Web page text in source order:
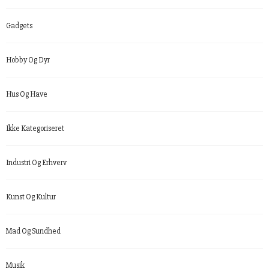
Gadgets
Hobby Og Dyr
Hus Og Have
Ikke Kategoriseret
Industri Og Erhverv
Kunst Og Kultur
Mad Og Sundhed
Musik